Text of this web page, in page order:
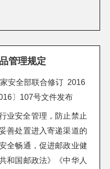
管理规定
安全部联合修订 2016
〕107号文件发布
业安全管理，防止禁止
善处置进入寄递渠道的
全畅通，促进邮政业健
和国邮政法》《中华人